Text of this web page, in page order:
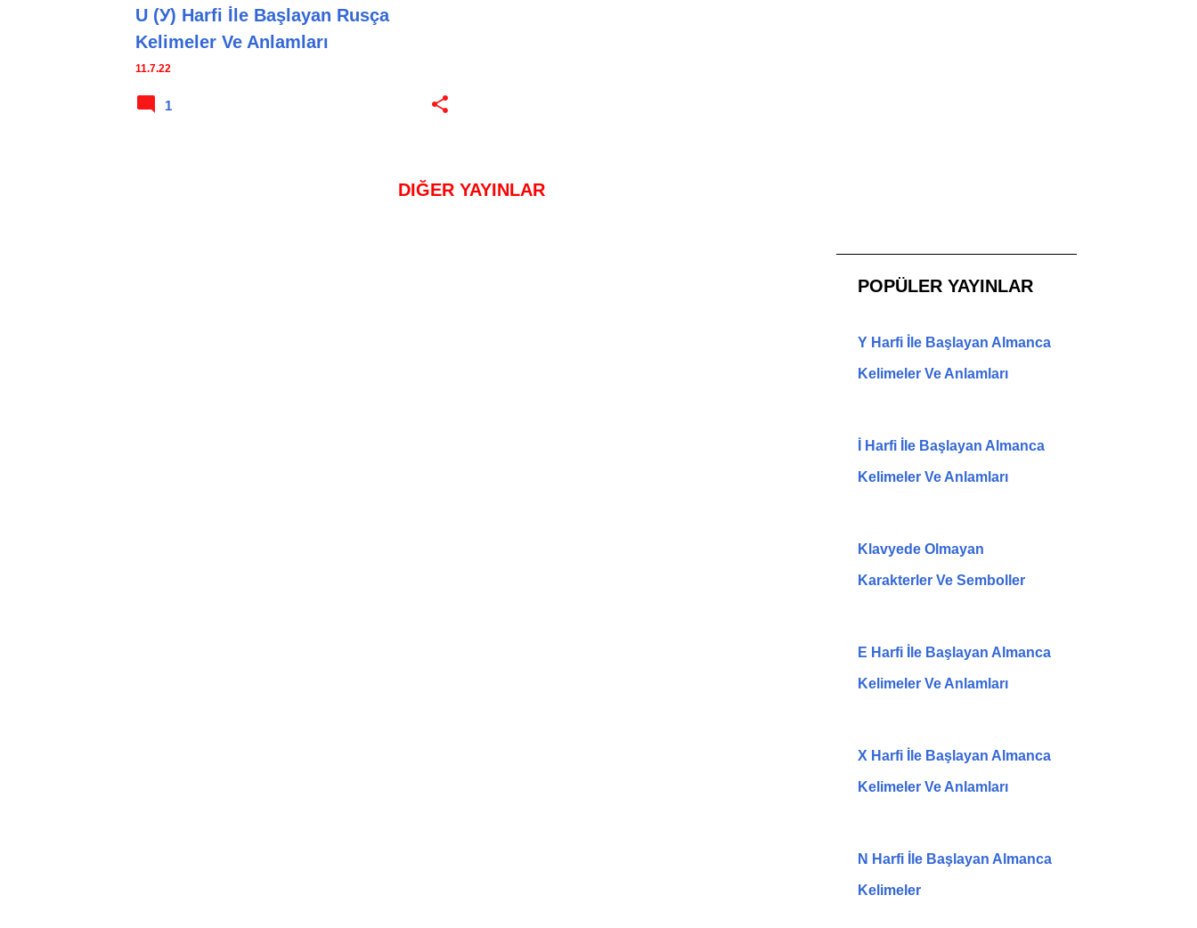
U (У) Harfi İle Başlayan Rusça
Kelimeler Ve Anlamları
11.7.22
1
DIĞER YAYINLAR
POPÜLER YAYINLAR
Y Harfi İle Başlayan Almanca
Kelimeler Ve Anlamları
İ Harfi İle Başlayan Almanca
Kelimeler Ve Anlamları
Klavyede Olmayan
Karakterler Ve Semboller
E Harfi İle Başlayan Almanca
Kelimeler Ve Anlamları
X Harfi İle Başlayan Almanca
Kelimeler Ve Anlamları
N Harfi İle Başlayan Almanca
Kelimeler